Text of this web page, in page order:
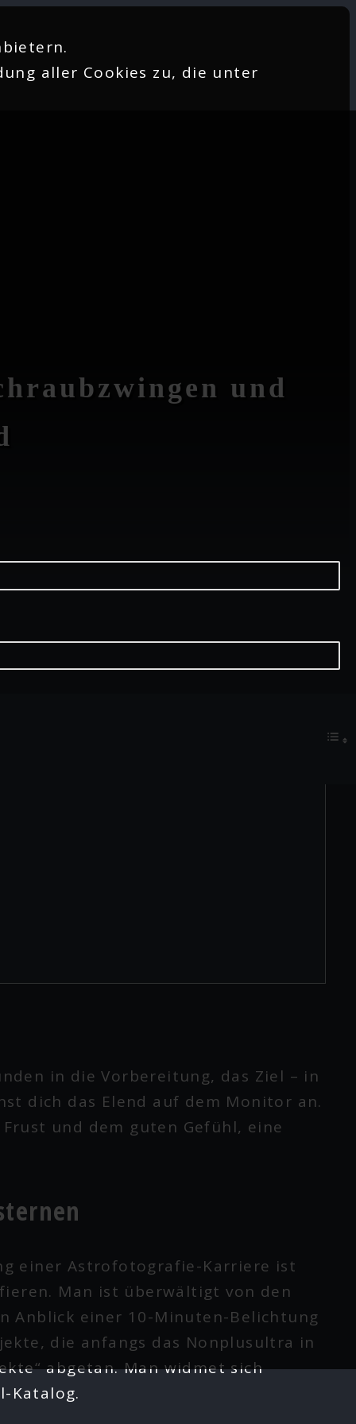
aller Cookies zu, die unter
und
in die Vorbereitung, das Ziel – in
dich das Elend auf dem Monitor an.
und dem guten Gefühl, eine
einer Astrofotografie-Karriere ist
Man ist überwältigt von den
Anblick einer 10-Minuten-Belichtung
die anfangs das Nonplusultra in
abgetan. Man widmet sich
Katalog.